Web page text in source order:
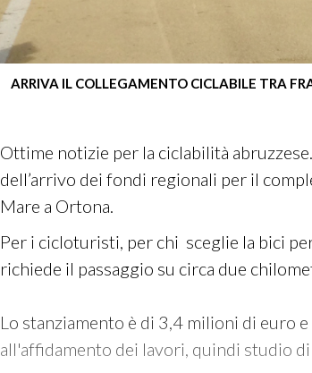
ARRIVA IL COLLEGAMENTO CICLABILE TRA
Ottime notizie per la ciclabilità
dell’arrivo dei fondi regionali per il
Mare a Ortona.
Per i cicloturisti, per chi sceglie la bici
richiede il passaggio su circa due
Lo stanziamento è di 3,4 milioni di euro
all'affidamento dei lavori, quindi studio